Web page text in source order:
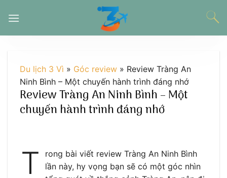
đến
Du lịch 3 Vì » Góc review » Review Tràng An
Ninh Bình – Một chuyến hành trình đáng nhớ
Review Tràng An Ninh Bình – Một
chuyến hành trình đáng nhớ
T
rong bài viết review Tràng An Ninh Bình
lần này, hy vọng bạn sẽ có một góc nhìn